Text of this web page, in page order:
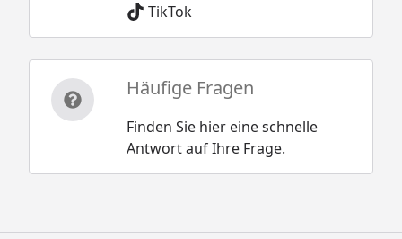
TikTok
Häufige Fragen
Finden Sie hier eine schnelle
Antwort auf Ihre Frage.